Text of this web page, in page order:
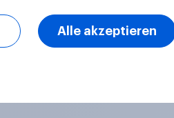
Alle akzeptieren